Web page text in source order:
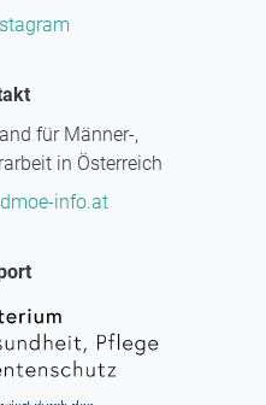
für Männer-,
in Österreich
info.at